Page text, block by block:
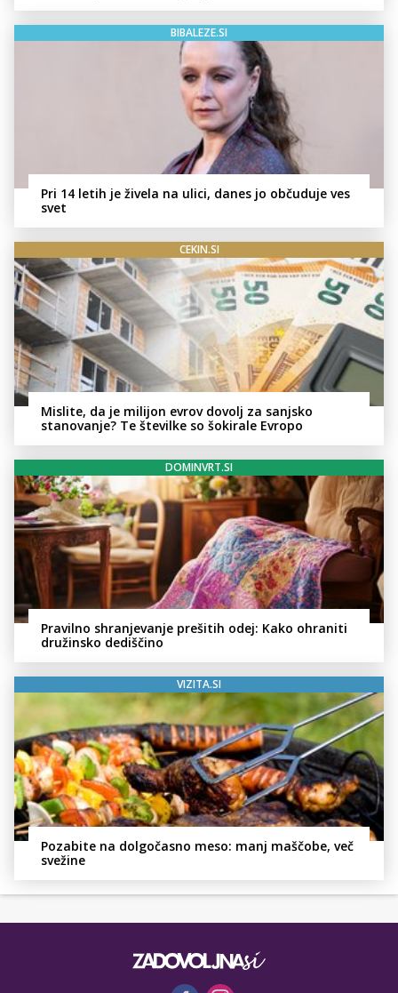
BIBALEZE.SI
Pri 14 letih je živela na ulici, danes jo občuduje ves
svet
CEKIN.SI
Mislite, da je milijon evrov dovolj za sanjsko
stanovanje? Te številke so šokirale Evropo
DOMINVRT.SI
Pravilno shranjevanje prešitih odej: Kako ohraniti
družinsko dediščino
VIZITA.SI
Pozabite na dolgočasno meso: manj maščobe, več
svežine